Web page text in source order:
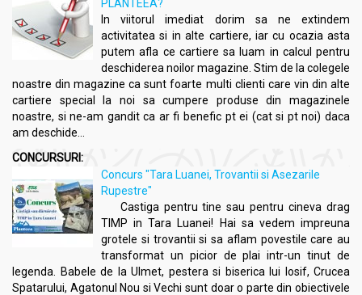
PLANTEEA?
In viitorul imediat dorim sa ne extindem
activitatea si in alte cartiere, iar cu ocazia asta
putem afla ce cartiere sa luam in calcul pentru
deschiderea noilor magazine. Stim de la colegele
noastre din magazine ca sunt foarte multi clienti care vin din alte
cartiere special la noi sa cumpere produse din magazinele
noastre, si ne-am gandit ca ar fi benefic pt ei (cat si pt noi) daca
am deschide...
CONCURSURI:
Concurs "Tara Luanei, Trovantii si Asezarile
Rupestre"
Castiga pentru tine sau pentru cineva drag
TIMP in Tara Luanei! Hai sa vedem impreuna
grotele si trovantii si sa aflam povestile care au
transformat un picior de plai intr-un tinut de
legenda. Babele de la Ulmet, pestera si biserica lui Iosif, Crucea
Spatarului, Agatonul Nou si Vechi sunt doar o parte din obiectivele